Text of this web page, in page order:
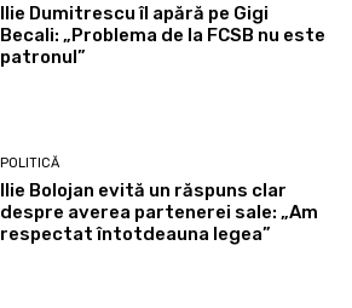
Ilie Dumitrescu îl apără pe Gigi
Becali: „Problema de la FCSB nu este
patronul”
POLITICĂ
Ilie Bolojan evită un răspuns clar
despre averea partenerei sale: „Am
respectat întotdeauna legea”